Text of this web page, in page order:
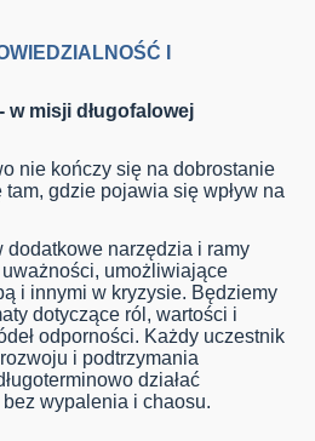
I
w misji długofalowej
nie kończy się na dobrostanie
tam, gdzie pojawia się wpływ na
dodatkowe narzędzia i ramy
umożliwiające
i innymi w kryzysie. Będziemy
dotyczące ról, wartości i
odporności. Każdy uczestnik
i podtrzymania
działać
wypalenia i chaosu.